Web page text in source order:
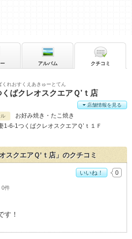
れおすくえあきゅーとてん
ばクレオスクエアＱ’ｔ店
お好み焼き・たこ焼き
1-6-1つくばクレオスクエアＱ’ｔ１Ｆ
店舗情報を見る
アルバム クチコミ
スクエアＱ’ｔ店」のクチコミ
ばクレオスクエアＱ’ｔ店おすすめ
す！
0件
いいね！ 0